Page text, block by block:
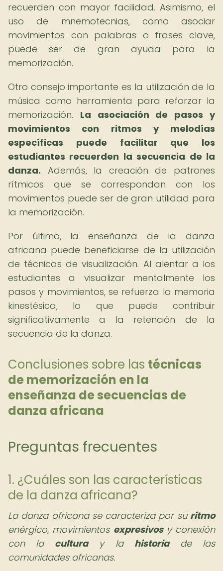
recuerden con mayor facilidad. Asimismo, el
uso de mnemotecnias, como asociar
movimientos con palabras o frases clave,
puede ser de gran ayuda para la
memorización.
Otro consejo importante es la utilización de la
música como herramienta para reforzar la
memorización. La asociación de pasos y
movimientos con ritmos y melodías
específicas puede facilitar que los
estudiantes recuerden la secuencia de la
danza. Además, la creación de patrones
rítmicos que se correspondan con los
movimientos puede ser de gran utilidad para
la memorización.
Por último, la enseñanza de la danza
africana puede beneficiarse de la utilización
de técnicas de visualización. Al alentar a los
estudiantes a visualizar mentalmente los
pasos y movimientos, se refuerza la memoria
kinestésica, lo que puede contribuir
significativamente a la retención de la
secuencia de la danza.
Conclusiones sobre las técnicas
de memorización en la
enseñanza de secuencias de
danza africana
Preguntas frecuentes
1. ¿Cuáles son las características
de la danza africana?
La danza africana se caracteriza por su ritmo
enérgico, movimientos expresivosy conexión
con la culturay la historiade las
comunidades africanas.